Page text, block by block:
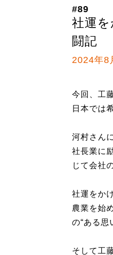
#89
社運
闘記
2024年8
今回、工
日本では
河村さん
社長業に
じて会社
社運をか
農業を始
の“ある思
そして工